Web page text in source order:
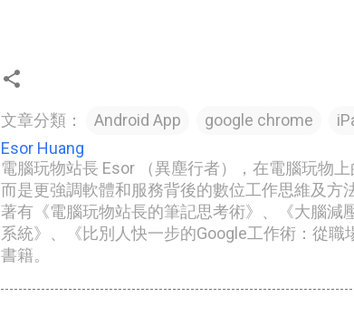
文章分類： Android App google chrome
Esor Huang
電腦玩物站長 Esor （異塵行者），在電腦玩物
而是更強調軟體和服務背後的數位工作思維及方
著有《電腦玩物站長的筆記思考術》、《大腦減
系統》、《比別人快一步的Google工作術：從
書籍。